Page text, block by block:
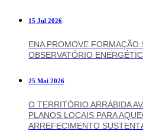
15 Jul 2026
ENA PROMOVE FORMAÇÃO
OBSERVATÓRIO
25 Mai 2026
O TERRITÓRIO ARRÁBIDA
PLANOS LOCAIS PARA
ARREFECIMENTO